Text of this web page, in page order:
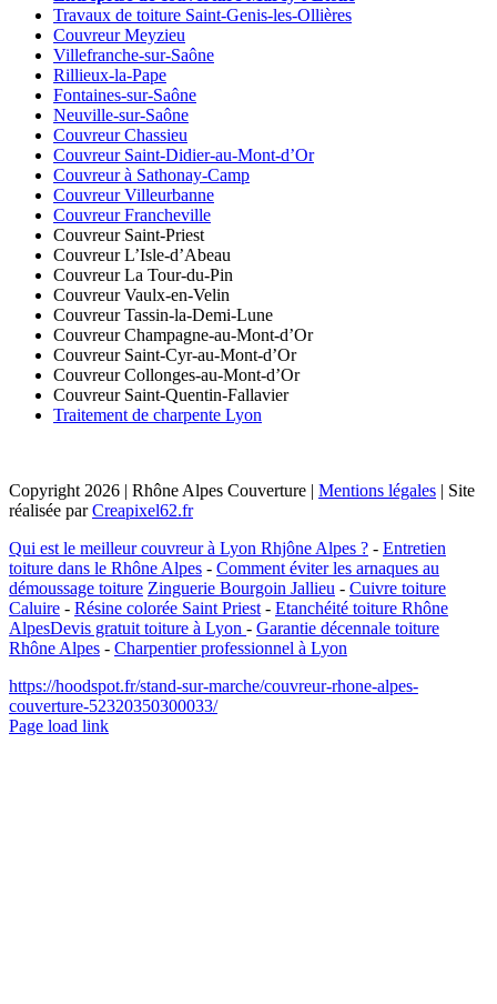
Travaux de toiture Saint-Genis-les-Ollières
Couvreur Meyzieu
Villefranche-sur-Saône
Rillieux-la-Pape
Fontaines-sur-Saône
Neuville-sur-Saône
Couvreur Chassieu
Couvreur Saint-Didier-au-Mont-d’Or
Couvreur à Sathonay-Camp
Couvreur Villeurbanne
Couvreur Francheville
Couvreur Saint-Priest
Couvreur L’Isle-d’Abeau
Couvreur La Tour-du-Pin
Couvreur Vaulx-en-Velin
Couvreur Tassin-la-Demi-Lune
Couvreur Champagne-au-Mont-d’Or
Couvreur Saint-Cyr-au-Mont-d’Or
Couvreur Collonges-au-Mont-d’Or
Couvreur Saint-Quentin-Fallavier
Traitement de charpente Lyon
Copyright 2026 | Rhône Alpes Couverture | Mentions légales | Site
réalisée parCreapixel62.fr
Qui est le meilleur couvreur à Lyon Rhjône Alpes ? - Entretien
toiture dans le Rhône Alpes - Comment éviter les arnaques au
démoussage toiture Zinguerie Bourgoin Jallieu - Cuivre toiture
Caluire - Résine colorée Saint Priest - Etanchéité toiture Rhône
AlpesDevis gratuit toiture à Lyon - Garantie décennale toiture
Rhône Alpes - Charpentier professionnel à Lyon
https://hoodspot.fr/stand-sur-marche/couvreur-rhone-alpes-
couverture-52320350300033/
Facebook
Instagram
Page load link